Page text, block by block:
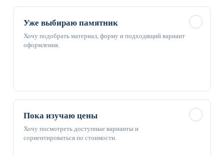
Уже выбираю памятник
Хочу подобрать материал, форму и подходящий вариант
оформления.
Пока изучаю цены
Хочу посмотреть доступные варианты и
сориентироваться по стоимости.